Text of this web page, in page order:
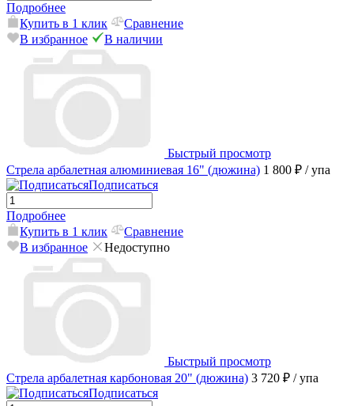
Подробнее
Купить в 1 клик
Сравнение
В избранное
В наличии
Быстрый просмотр
Стрела арбалетная алюминиевая 16" (дюжина) 1 800 ₽ / упа
Подписаться
Подробнее
Купить в 1 клик
Сравнение
В избранное
Недоступно
Быстрый просмотр
Стрела арбалетная карбоновая 20" (дюжина) 3 720 ₽ / упа
Подписаться